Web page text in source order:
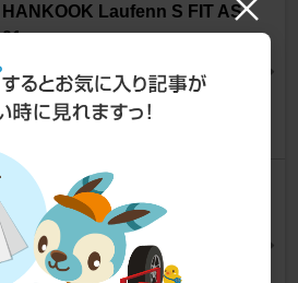
HANKOOK Laufenn S FIT AS
01
ジュリエッタ
ゴルチンさん
9
Aprica シート保護マット
ジュリエッタ
かつみぃさん